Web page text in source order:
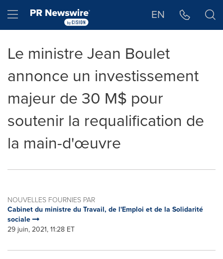
Hamburger menu EN
Le ministre Jean Boulet
annonce un investissement
majeur de 30 M$ pour
soutenir la requalification de
la main-d'œuvre
NOUVELLES FOURNIES PAR
Cabinet du ministre du Travail, de l'Emploi et de la Solidarité
sociale
29 juin, 2021, 11:28 ET